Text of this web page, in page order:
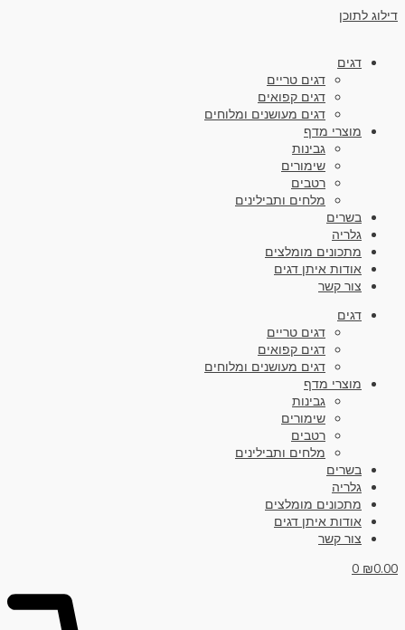
דילוג לתוכן
דגים
דגים טריים
דגים קפואים
דגים מעושנים ומלוחים
מוצרי מדף
גבינות
שימורים
רטבים
מלחים ותבילינים
בשרים
גלריה
מתכונים מומלצים
אודות איתן דגים
צור קשר
דגים
דגים טריים
דגים קפואים
דגים מעושנים ומלוחים
מוצרי מדף
גבינות
שימורים
רטבים
מלחים ותבילינים
בשרים
גלריה
מתכונים מומלצים
אודות איתן דגים
צור קשר
₪0.00
0